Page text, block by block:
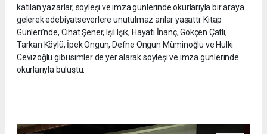
katılan yazarlar, söyleşi ve imza günlerinde okurlarıyla bir araya
gelerek edebiyatseverlere unutulmaz anlar yaşattı. Kitap
Günleri’nde, Cihat Şener, Işıl Işık, Hayati İnanç, Gökçen Çatlı,
Tarkan Köylü, İpek Ongun, Defne Ongun Müminoğlu ve Hulki
Cevizoğlu gibi isimler de yer alarak söyleşi ve imza günlerinde
okurlarıyla buluştu.